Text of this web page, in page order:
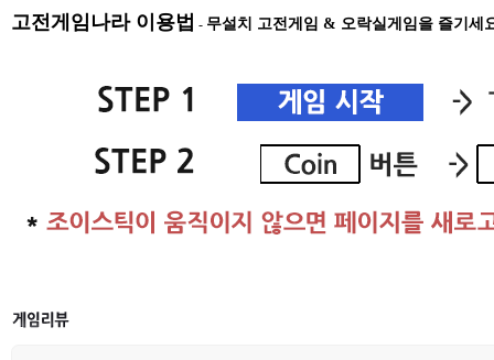
고전게임나라 이용법 - 무설치 고전게임 & 오락실게임을 즐기세